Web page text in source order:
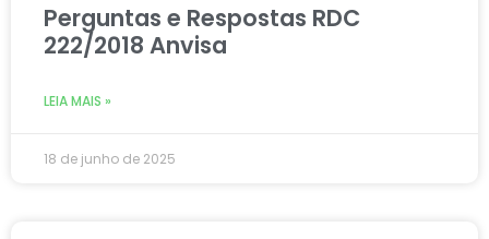
Perguntas e Respostas RDC
222/2018 Anvisa
LEIA MAIS »
18 de junho de 2025